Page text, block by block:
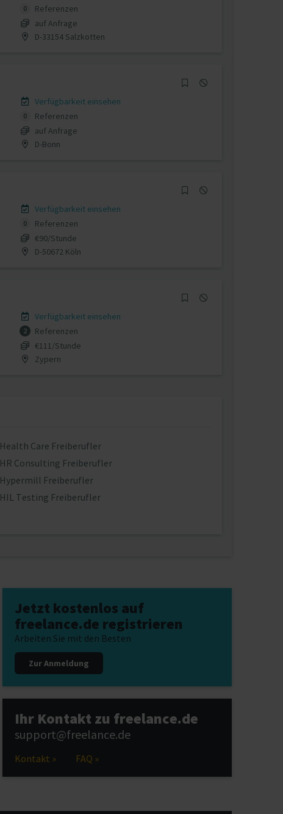
0
Referenzen
auf Anfrage
D-33154 Salzkotten
Verfügbarkeit einsehen
0
Referenzen
auf Anfrage
D-Bonn
Verfügbarkeit einsehen
0
Referenzen
€90/Stunde
D-50672 Köln
Verfügbarkeit einsehen
2
Referenzen
€111/Stunde
Zypern
Health Care Freiberufler
HR Consulting Freiberufler
Hypermill Freiberufler
HIL Testing Freiberufler
Jetzt kostenlos auf
freelance.de registrieren
Arbeiten Sie mit den Besten
Zur Anmeldung
Ihr Kontakt zu freelance.de
support@freelance.de
Kontakt » FAQ »